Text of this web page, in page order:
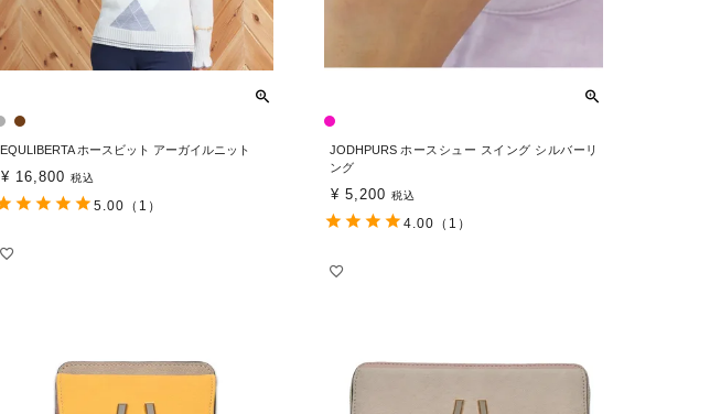
EQULIBERTA ホースビット アーガイルニット
¥ 16,800 税込
5.00 （1）
JODHPURS ホースシュー スイング シルバーリ
ング
¥ 5,200 税込
4.00 （1）